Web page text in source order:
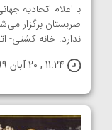
با اعلام اتحادیه
صربستان برگزار
ندارد. خانه کشتی-
11:24 , 20 آبان 99